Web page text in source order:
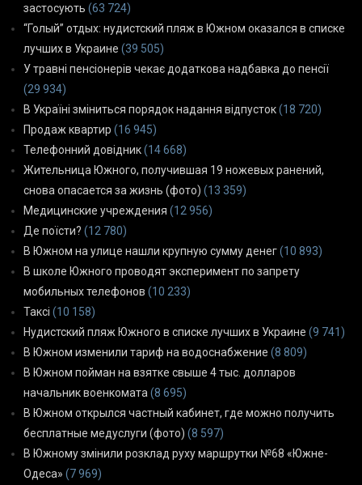
застосують (63 724)
“Голый” отдых: нудистский пляж в Южном оказался в списке
лучших в Украине (39 505)
У травні пенсіонерів чекає додаткова надбавка до пенсії
(29 934)
В Україні зміниться порядок надання відпусток(18 720)
Продаж квартир (16 945)
Телефонний довідник(14 668)
Жительница Южного, получившая 19 ножевых ранений,
снова опасается за жизнь (фото) (13 359)
Медицинские учреждения (12 956)
Де поїсти? (12 780)
В Южном на улице нашли крупную сумму денег(10 893)
В школе Южного проводят эксперимент по запрету
мобильных телефонов (10 233)
Таксі (10 158)
Нудистский пляж Южного в списке лучших в Украине (9 741)
В Южном изменили тариф на водоснабжение (8 809)
В Южном пойман на взятке свыше 4 тыс. долларов
начальник военкомата (8 695)
В Южном открылся частный кабинет, где можно получить
бесплатные медуслуги (фото) (8 597)
В Южному змінили розклад руху маршрутки №68 «Южне-
Одеса» (7 969)